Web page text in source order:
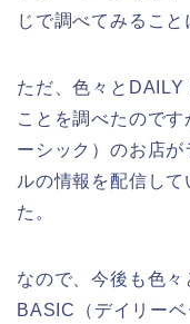
じで調べてみること
ただ、色々と
ことを調べたので
ーシック）のお店
ルの情報を配信し
た。
なので、今後も色
BASIC（デイリー